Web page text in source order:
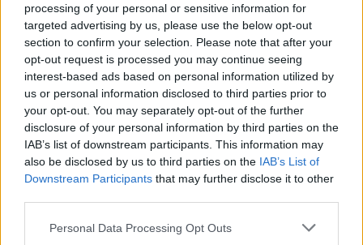
processing of your personal or sensitive information for
targeted advertising by us, please use the below opt-out
section to confirm your selection. Please note that after your
opt-out request is processed you may continue seeing
interest-based ads based on personal information utilized by
us or personal information disclosed to third parties prior to
your opt-out. You may separately opt-out of the further
disclosure of your personal information by third parties on the
IAB’s list of downstream participants. This information may
also be disclosed by us to third parties on the IAB’s List of
Downstream Participants that may further disclose it to other
Please note that this website/app uses one or more Google
Personal Data Processing Opt Outs
Brezplačna osvežitev: Skočite v
bazen v Slovenj Gradcu in na
Ravnah
Pol stoletja glasbe na tromeji:
Graška Gora obeležuje 50.
jubilejni festival narodno-
zabavne glasbe